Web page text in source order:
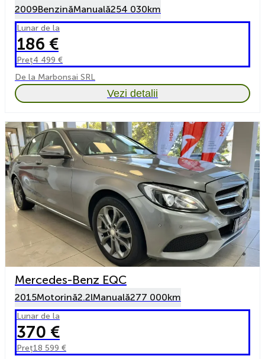
2009BenzinăManuală254 030km
Lunar de la
186 €
Preț4 499 €
De la Marbonsai SRL
Vezi detalii
Mercedes-Benz EQC
2015Motorină2.2lManuală277 000km
Lunar de la
370 €
Preț18 599 €